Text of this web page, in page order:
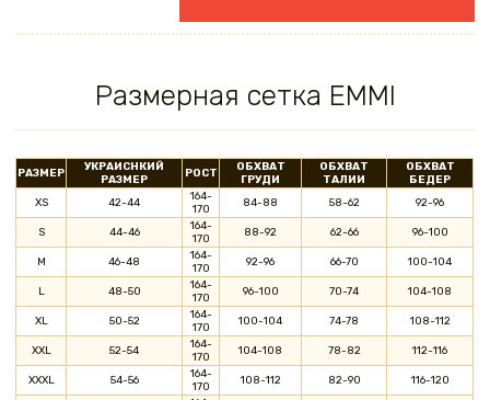
Размерная cетка EMMI
РАЗМЕР
УКРАИСНКИЙ
РАЗМЕР
РОСТ
ОБХВАТ
ГРУДИ
ОБХВАТ
ТАЛИИ
ОБХВАТ
БЕДЕР
XS
42-44
164-
170
84-88 58-62 92-96
S 44-46
164-
170
88-92 62-66 96-100
M 46-48
164-
170
92-96 66-70 100-104
L 48-50
164-
170
96-100 70-74 104-108
XL 50-52
164-
170
100-104 74-78 108-112
XXL 52-54
164-
170
104-108 78-82 112-116
XXXL 54-56
164-
170
108-112 82-90
116-120